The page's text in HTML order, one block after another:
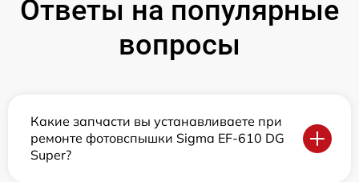
Ответы на популярные
вопросы
Какие запчасти вы устанавливаете при
ремонте фотовспышки Sigma EF-610 DG
Super?